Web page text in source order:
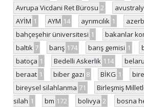
Avrupa Vicdani Ret Bürosu 2
AYİM 1 AYM 14 ayrımcılık 1
bahçeşehir üniversitesi 1 bakanlar
baltık 7 barış 174 barış gemisi 1
batoça 1 Bedelli Askerlik 114
beraat 1 biber gazı 8 BİKG 1
bireysel silahlanma 71 Birleşmiş
silah 1 bm 172 bolivya 2 bosna